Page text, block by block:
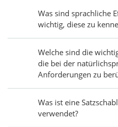
Was sind sprachliche
wichtig, diese zu
Welche sind die
die bei der
Anforderungen zu
Was ist eine
verwendet?